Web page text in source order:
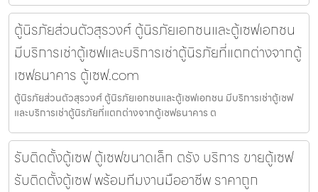
ตู้นิรภัยส่วนตัวสุรวงศ์ ตู้นิรภัยเอกชนและตู้เซฟเอกชน
มีบริการเช่าตู้เซฟและบริการเช่าตู้นิรภัยที่แตกต่างจากตู้
เซฟธนาคาร ตู้เซฟ.com
ตู้นิรภัยส่วนตัวสุรวงศ์ ตู้นิรภัยเอกชนและตู้เซฟเอกชน มีบริการเช่าตู้เซฟ
และบริการเช่าตู้นิรภัยที่แตกต่างจากตู้เซฟธนาคาร ต
รับติดตั้งตู้เซฟ ตู้เซฟขนาดเล็ก ตรัง บริการ ขายตู้เซฟ
รับติดตั้งตู้เซฟ พร้อมทีมงานมืออาชีพ ราคาถูก